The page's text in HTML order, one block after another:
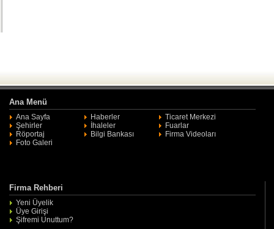
Ana Menü
Ana Sayfa Haberler
Ticaret Merkezi
Şehirler
İhaleler
Fuarlar
Röportaj
Bilgi Bankası
Firma Videoları
Foto Galeri
Firma Rehberi
Yeni Üyelik
Üye Girişi
Şifremi Unuttum?